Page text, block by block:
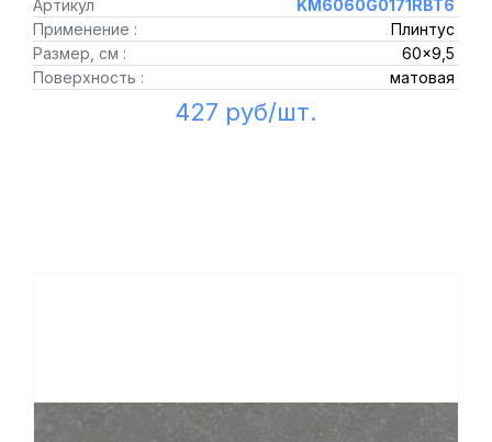
Артикул
KM6060G0171RBT6
Применение :
Плинтус
Размер, см :
60x9,5
Поверхность :
матовая
427 руб/шт.